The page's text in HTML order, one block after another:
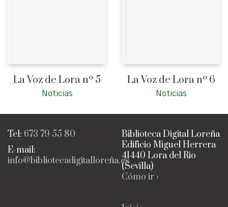
La Voz de Lora nº 5
Noticias
La Voz de Lora nº 6
Noticias
Tel: 673 79 55 80
E-mail:
info@bibliotecadigitalloreña.es
Biblioteca Digital Loreña
Edificio Miguel Herrera
41440 Lora del Rio
(Sevilla)
Cómo ir ›